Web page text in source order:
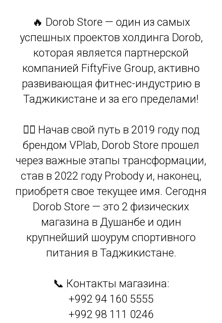
🔥 Dorob Store — один из самых
успешных проектов холдинга Dorob,
которая является партнерской
компанией FiftyFive Group, активно
развивающая фитнес-индустрию в
Таджикистане и за его пределами!
🏋️‍♂️ Начав свой путь в 2019 году под
брендом VPlab, Dorob Store прошел
через важные этапы трансформации,
став в 2022 году Probody и, наконец,
приобретя свое текущее имя. Сегодня
Dorob Store — это 2 физических
магазина в Душанбе и один
крупнейший шоурум спортивного
питания в Таджикистане.
📞 Контакты магазина:
+992 94 160 5555
+992 98 111 0246